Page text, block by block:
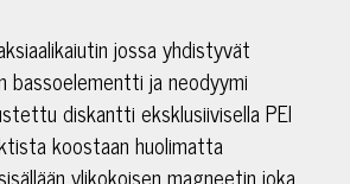
jossa yhdistyvät
bassoelementti ja neodyymi
diskantti eksklusiivisella PEI
koostaan huolimatta